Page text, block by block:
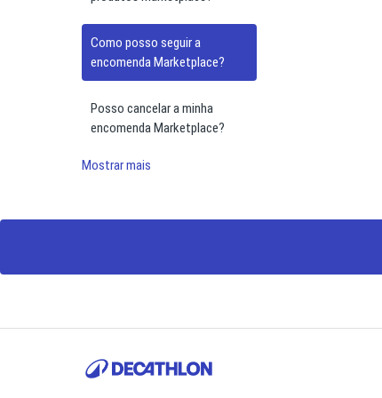
Como posso seguir a
encomenda Marketplace?
Posso cancelar a minha
encomenda Marketplace?
Mostrar mais